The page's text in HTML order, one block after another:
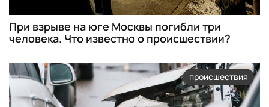
При взрыве на юге Москвы погибли три
человека. Что известно о происшествии?
происшествия